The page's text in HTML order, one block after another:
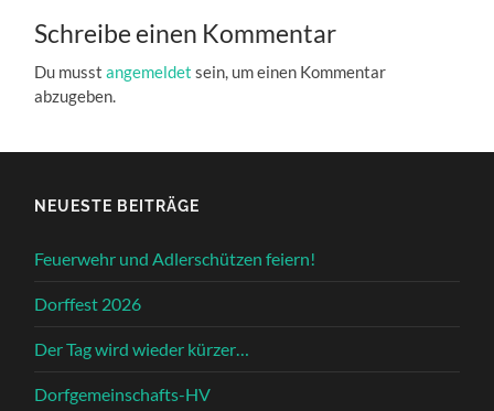
Schreibe einen Kommentar
Du musstangemeldet sein, um einen Kommentar
abzugeben.
NEUESTE BEITRÄGE
Feuerwehr und Adlerschützen feiern!
Dorffest 2026
Der Tag wird wieder kürzer…
Dorfgemeinschafts-HV